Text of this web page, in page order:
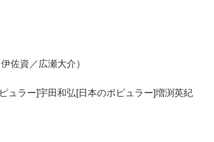
佐資／広瀬大介）
ュラー]宇田和弘[日本のポピュラー]増渕英紀